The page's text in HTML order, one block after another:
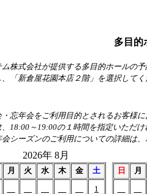
多目的
株式会社が提供する多目的ホールの
、「新倉屋花園本店２階」を選択して
忘年会をご利用目的とされるお客様
18:00～19:00の１時間を指定いただ
シーズンのご利用についての詳細は
2026年 8月
月 火 水 木 金
土
1
日 月